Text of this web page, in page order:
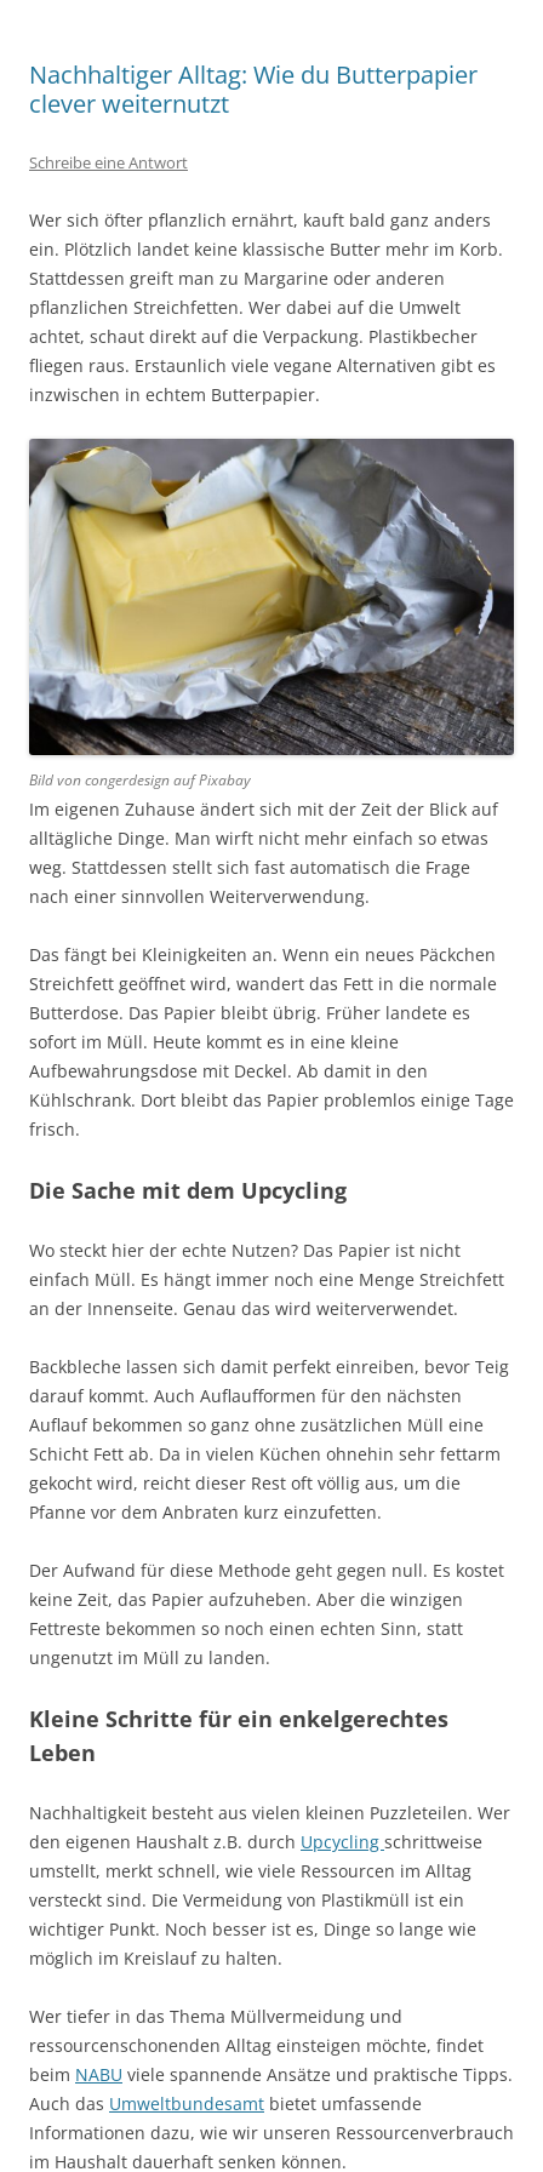
Nachhaltiger Alltag: Wie du Butterpapier
clever weiternutzt
Schreibe eine Antwort
Wer sich öfter pflanzlich ernährt, kauft bald ganz anders
ein. Plötzlich landet keine klassische Butter mehr im Korb.
Stattdessen greift man zu Margarine oder anderen
pflanzlichen Streichfetten. Wer dabei auf die Umwelt
achtet, schaut direkt auf die Verpackung. Plastikbecher
fliegen raus. Erstaunlich viele vegane Alternativen gibt es
inzwischen in echtem Butterpapier.
Bild von congerdesign auf Pixabay
Im eigenen Zuhause ändert sich mit der Zeit der Blick auf
alltägliche Dinge. Man wirft nicht mehr einfach so etwas
weg. Stattdessen stellt sich fast automatisch die Frage
nach einer sinnvollen Weiterverwendung.
Das fängt bei Kleinigkeiten an. Wenn ein neues Päckchen
Streichfett geöffnet wird, wandert das Fett in die normale
Butterdose. Das Papier bleibt übrig. Früher landete es
sofort im Müll. Heute kommt es in eine kleine
Aufbewahrungsdose mit Deckel. Ab damit in den
Kühlschrank. Dort bleibt das Papier problemlos einige Tage
frisch.
Die Sache mit dem Upcycling
Wo steckt hier der echte Nutzen? Das Papier ist nicht
einfach Müll. Es hängt immer noch eine Menge Streichfett
an der Innenseite. Genau das wird weiterverwendet.
Backbleche lassen sich damit perfekt einreiben, bevor Teig
darauf kommt. Auch Auflaufformen für den nächsten
Auflauf bekommen so ganz ohne zusätzlichen Müll eine
Schicht Fett ab. Da in vielen Küchen ohnehin sehr fettarm
gekocht wird, reicht dieser Rest oft völlig aus, um die
Pfanne vor dem Anbraten kurz einzufetten.
Der Aufwand für diese Methode geht gegen null. Es kostet
keine Zeit, das Papier aufzuheben. Aber die winzigen
Fettreste bekommen so noch einen echten Sinn, statt
ungenutzt im Müll zu landen.
Kleine Schritte für ein enkelgerechtes
Leben
Nachhaltigkeit besteht aus vielen kleinen Puzzleteilen. Wer
den eigenen Haushalt z.B. durch Upcycling schrittweise
umstellt, merkt schnell, wie viele Ressourcen im Alltag
versteckt sind. Die Vermeidung von Plastikmüll ist ein
wichtiger Punkt. Noch besser ist es, Dinge so lange wie
möglich im Kreislauf zu halten.
Wer tiefer in das Thema Müllvermeidung und
ressourcenschonenden Alltag einsteigen möchte, findet
beim NABU viele spannende Ansätze und praktische Tipps.
Auch das Umweltbundesamt bietet umfassende
Informationen dazu, wie wir unseren Ressourcenverbrauch
im Haushalt dauerhaft senken können.